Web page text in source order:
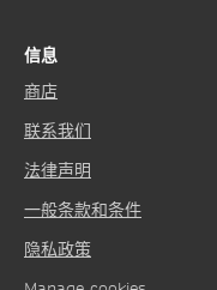
信息
商店
联系我们
法律声明
一般条款和条件
隐私政策